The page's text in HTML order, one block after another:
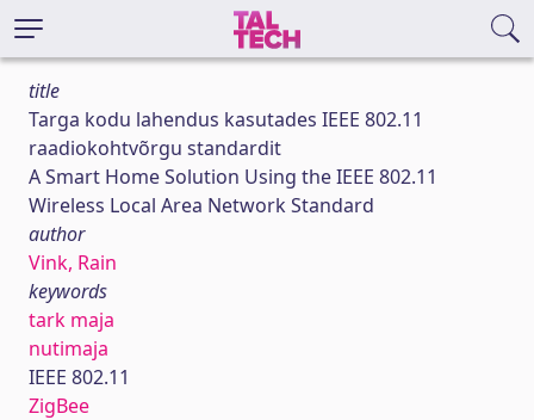
title
Targa kodu lahendus kasutades IEEE 802.11
raadiokohtvõrgu standardit
A Smart Home Solution Using the IEEE 802.11
Wireless Local Area Network Standard
author
Vink, Rain
keywords
tark maja
nutimaja
IEEE 802.11
ZigBee